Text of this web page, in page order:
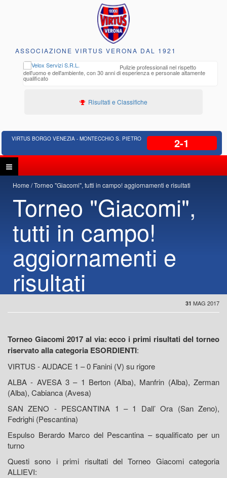
ASSOCIAZIONE VIRTUS VERONA DAL 1921
Pulizie professionali nel rispetto
dell'uomo e dell'ambiente, con 30 anni di esperienza e personale altamente
qualificato
Risultati e Classifiche
VIRTUS BORGO VENEZIA - MONTECCHIO S. PIETRO 2-1
Home Torneo "Giacomi", tutti in campo! aggiornamenti e risultati
Torneo "Giacomi",
tutti in campo!
aggiornamenti e
risultati
31 MAG 2017
Torneo Giacomi 2017 al via: ecco i primi risultati del torneo
riservato alla categoria ESORDIENTI:
VIRTUS - AUDACE 1 – 0 Fanini (V) su rigore
ALBA - AVESA 3 – 1 Berton (Alba), Manfrin (Alba), Zerman
(Alba), Cabianca (Avesa)
SAN ZENO - PESCANTINA 1 – 1 Dall’ Ora (San Zeno),
Fedrighi (Pescantina)
Espulso Berardo Marco del Pescantina – squalificato per un
turno
Questi sono i primi risultati del Torneo Giacomi categoria
ALLIEVI: